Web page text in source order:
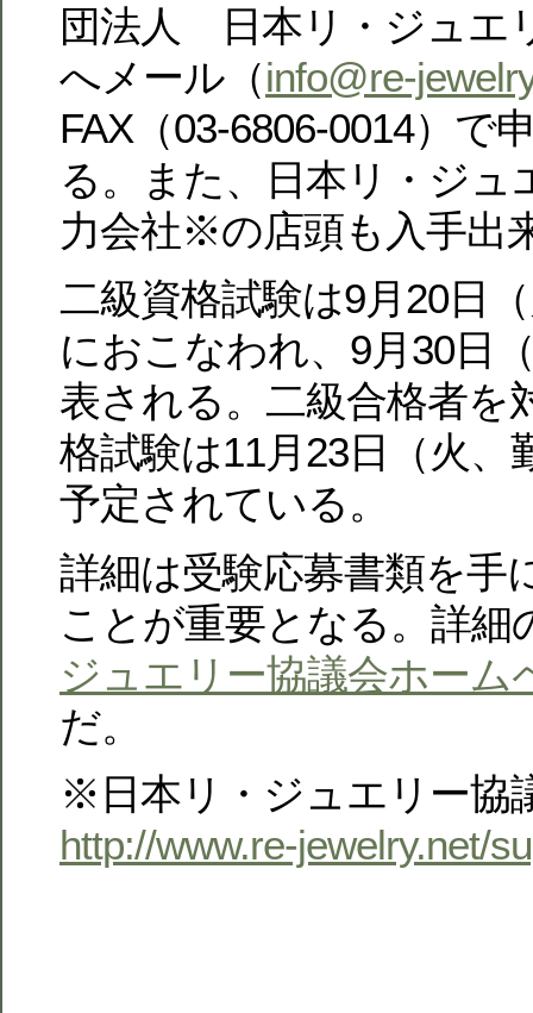
団法人 日本リ・ジュエ
へメール（info@re-
FAX（03-6806-0014）で
る。また、日本リ・ジュ
力会社※の店頭も入手出
二級資格試験は9月20日
におこなわれ、9月30日
表される。二級合格者を
格試験は11月23日（火、
予定されている。
詳細は受験応募書類を手
ことが重要となる。詳細
ジュエリー協議会ホーム
だ。
※日本リ・ジュエリー
http://www.re-jewelry.net/